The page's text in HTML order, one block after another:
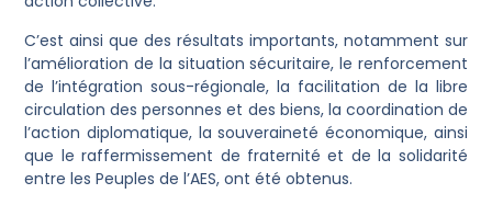
C’est ainsi que des résultats importants, notamment sur
l’amélioration de la situation sécuritaire, le renforcement
de l’intégration sous-régionale, la facilitation de la libre
circulation des personnes et des biens, la coordination de
l’action diplomatique, la souveraineté économique, ainsi
que le raffermissement de fraternité et de la solidarité
entre les Peuples de l’AES, ont été obtenus.